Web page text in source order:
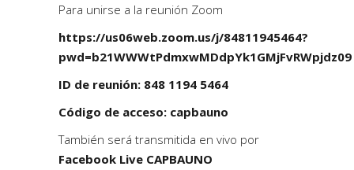
Para unirse a la reunión Zoom
https://us06web.zoom.us/j/84811945464?
pwd=b21WWWtPdmxwMDdpYk1GMjFvRWpjdz09
ID de reunión: 848 1194 5464
Código de acceso: capbauno
También será transmitida en vivo por
Facebook Live CAPBAUNO